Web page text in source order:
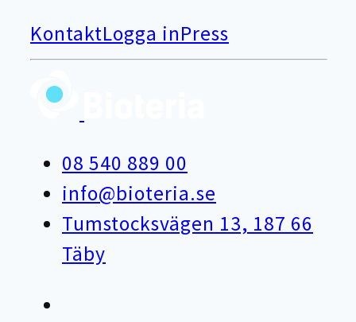
KontaktLogga inPress
08 540 889 00
info@bioteria.se
Tumstocksvägen 13, 187 66
Täby